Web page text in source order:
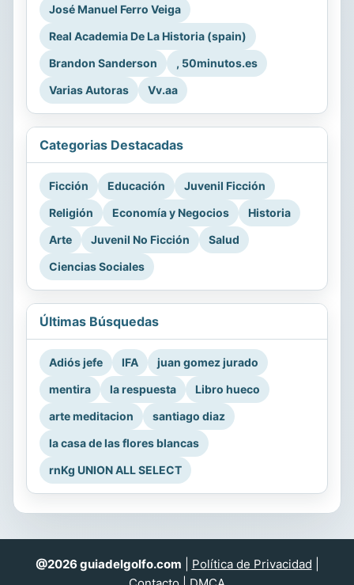
José Manuel Ferro Veiga
Real Academia De La Historia (spain)
Brandon Sanderson
, 50minutos.es
Varias Autoras
Vv.aa
Categorias Destacadas
Ficción Educación
Juvenil Ficción
Religión
Economía y Negocios
Historia
Arte
Juvenil No Ficción
Salud
Ciencias Sociales
Últimas Búsquedas
Adiós jefe IFA
juan gomez jurado
mentira
la respuesta
Libro hueco
arte meditacion
santiago diaz
la casa de las flores blancas
rnKg UNION ALL SELECT
@2026 guiadelgolfo.com Política de Privacidad